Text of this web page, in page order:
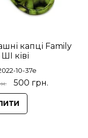
капці Family
ківі
10-37e
500 грн.